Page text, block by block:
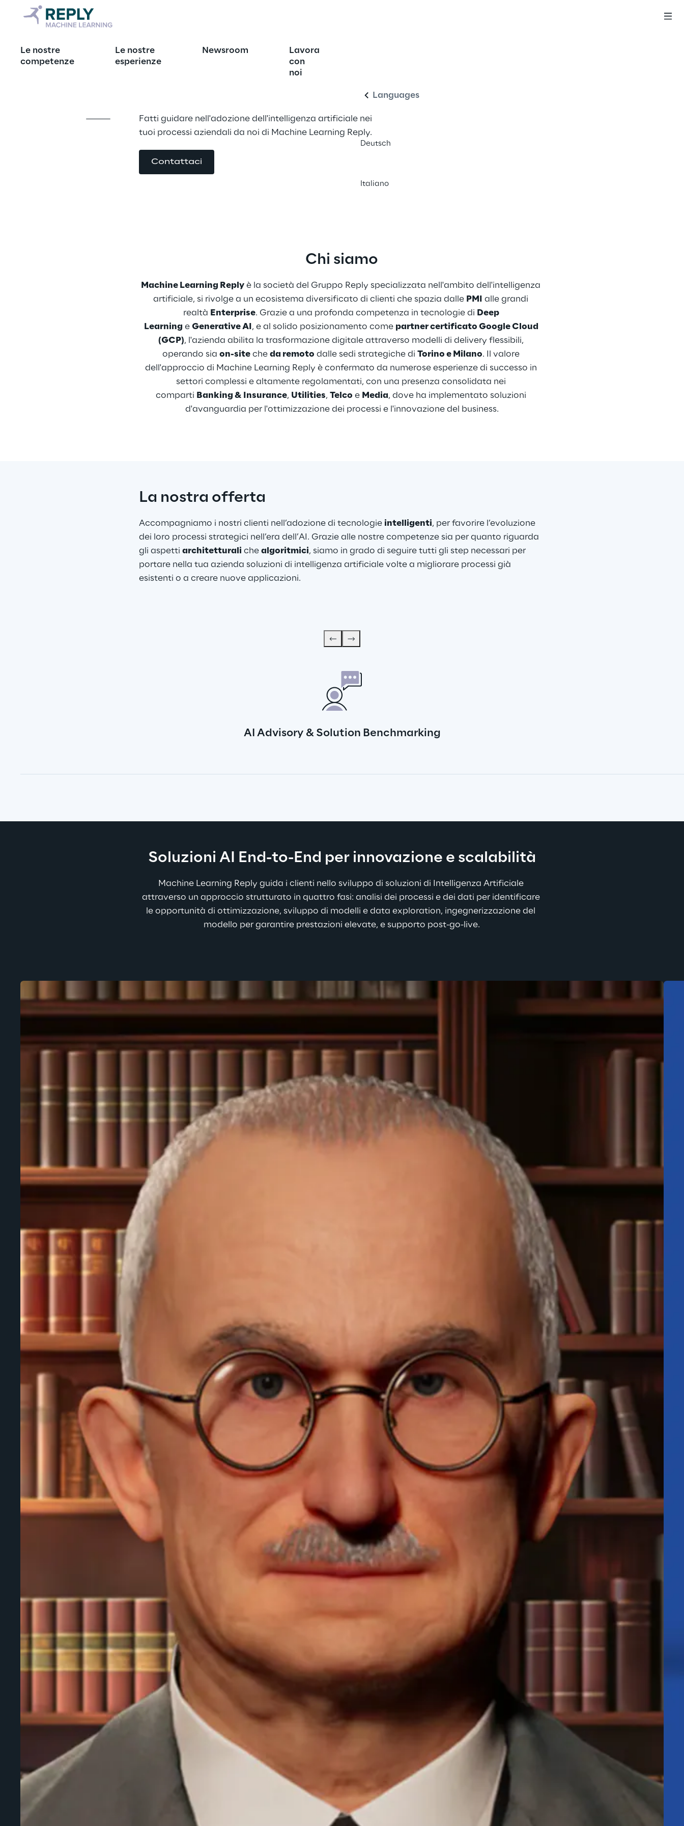
Le nostre
competenze
Le nostre
esperienze
Newsroom
Lavora
con
noi
Languages
Deutsch
Italiano
Artificial Intelligence is the new
electricity
Fatti guidare nell'adozione dell'intelligenza artificiale nei
tuoi processi aziendali da noi di Machine Learning Reply.
Contattaci
Chi siamo
Machine Learning Reply è la società del Gruppo Reply specializzata nell'ambito dell'intelligenza
artificiale, si rivolge a un ecosistema diversificato di clienti che spazia dalle PMI
alle grandi
realtà Enterprise. Grazie a una profonda competenza in tecnologie di Deep
Learning e Generative AI , e al solido posizionamento come partner certificato Google Cloud
(GCP), l'azienda abilita la trasformazione digitale attraverso modelli di delivery flessibili,
operando sia on-site che da remoto dalle sedi strategiche di Torino e Milano. Il valore
dell'approccio di Machine Learning Reply è confermato da numerose esperienze di successo in
settori complessi e altamente regolamentati, con una presenza consolidata nei
comparti Banking & Insurance, Utilities, Telco e Media, dove ha implementato soluzioni
d'avanguardia per l'ottimizzazione dei processi e l'innovazione del business.
La nostra offerta
Accompagniamo i nostri clienti nell’adozione di tecnologie intelligenti, per favorire l’evoluzione
dei loro processi strategici nell’era dell’AI. Grazie alle nostre competenze sia per quanto riguarda
gli aspetti architetturali che algoritmici, siamo in grado di seguire tutti gli step necessari per
portare nella tua azienda soluzioni di intelligenza artificiale volte a migliorare processi già
esistenti o a creare nuove applicazioni.
AI Advisory & Solution Benchmarking
Soluzioni AI End-to-End per innovazione e scalabilità
Machine Learning Reply guida i clienti nello sviluppo di soluzioni di Intelligenza Artificiale
attraverso un approccio strutturato in quattro fasi: analisi dei processi e dei dati per identificare
le opportunità di ottimizzazione, sviluppo di modelli e data exploration, ingegnerizzazione del
modello per garantire prestazioni elevate, e supporto post-go-live.